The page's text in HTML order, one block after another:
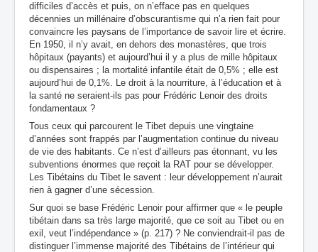
difficiles d’accès et puis, on n’efface pas en quelques
décennies un millénaire d’obscurantisme qui n’a rien fait pour
convaincre les paysans de l’importance de savoir lire et écrire.
En 1950, il n’y avait, en dehors des monastères, que trois
hôpitaux (payants) et aujourd’hui il y a plus de mille hôpitaux
ou dispensaires ; la mortalité infantile était de 0,5% ; elle est
aujourd’hui de 0,1%. Le droit à la nourriture, à l’éducation et à
la santé ne seraient-ils pas pour Frédéric Lenoir des droits
fondamentaux ?
Tous ceux qui parcourent le Tibet depuis une vingtaine
d’années sont frappés par l’augmentation continue du niveau
de vie des habitants. Ce n’est d’ailleurs pas étonnant, vu les
subventions énormes que reçoit la RAT pour se développer.
Les Tibétains du Tibet le savent : leur développement n’aurait
rien à gagner d’une sécession.
Sur quoi se base Frédéric Lenoir pour affirmer que « le peuple
tibétain dans sa très large majorité, que ce soit au Tibet ou en
exil, veut l’indépendance » (p. 217) ? Ne conviendrait-il pas de
distinguer l’immense majorité des Tibétains de l’intérieur qui